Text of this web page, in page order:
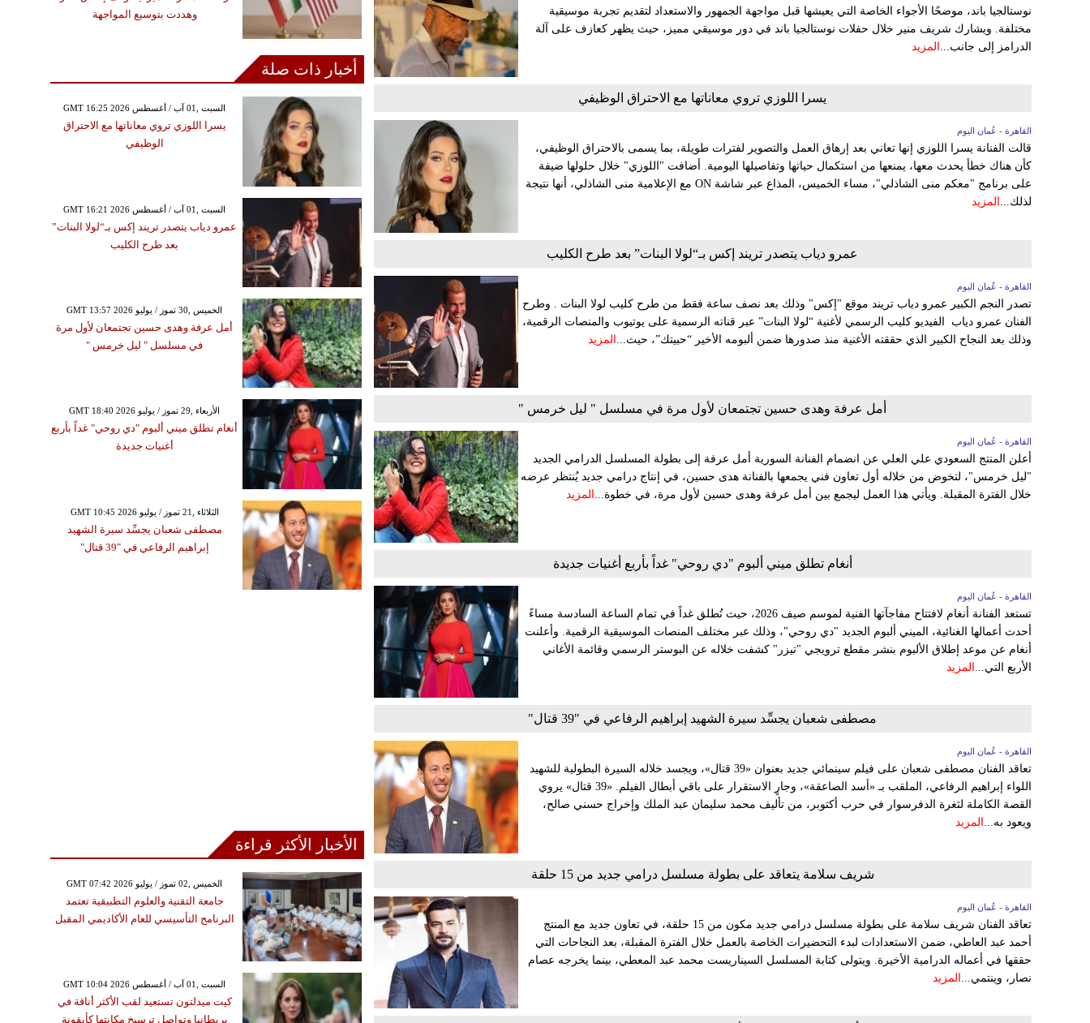
نوستالجيا باند، موضحًا الأجواء الخاصة التي يعيشها قبل مواجهة الجمهور والاستعداد لتقديم تجربة موسيقية
مختلفة. ويشارك شريف منير خلال حفلات نوستالجيا باند في دور موسيقي مميز، حيث يظهر كعازف على آلة
الدرامز إلى جانب... المزيد
يسرا اللوزي تروي معاناتها مع الاحتراق الوظيفي
القاهرة - عُمان اليوم
قالت الفنانة يسرا اللوزي إنها تعاني بعد إرهاق العمل والتصوير لفترات طويلة، بما يسمى بالاحتراق الوظيفي،
كأن هناك خطأ يحدث معها، يمنعها من استكمال حياتها وتفاصيلها اليومية. أضافت "اللوزي" خلال حلولها ضيفة
على برنامج "معكم منى الشاذلي"، مساء الخميس، المذاع عبر شاشة ON مع الإعلامية منى الشاذلي، أنها نتيجة
لذلك... المزيد
عمرو دياب يتصدر تريند إكس بـ“لولا البنات” بعد طرح الكليب
القاهرة - عُمان اليوم
تصدر النجم الكبير عمرو دياب تريند موقع "إكس" وذلك بعد نصف ساعة فقط من طرح كليب لولا البنات . وطرح
الفنان عمرو دياب الفيديو كليب الرسمي لأغنية “لولا البنات” عبر قناته الرسمية على يوتيوب والمنصات الرقمية،
وذلك بعد النجاح الكبير الذي حققته الأغنية منذ صدورها ضمن ألبومه الأخير “حبيتك”، حيث... المزيد
أمل عرفة وهدى حسين تجتمعان لأول مرة في مسلسل " ليل خرمس "
القاهرة - عُمان اليوم
أعلن المنتج السعودي علي العلي عن انضمام الفنانة السورية أمل عرفة إلى بطولة المسلسل الدرامي الجديد
"ليل خرمس"، لتخوض من خلاله أول تعاون فني يجمعها بالفنانة هدى حسين، في إنتاج درامي جديد يُنتظر عرضه
خلال الفترة المقبلة. ويأتي هذا العمل ليجمع بين أمل عرفة وهدى حسين لأول مرة، في خطوة...
المزيد
أنغام تطلق ميني ألبوم "دي روحي" غداً بأربع أغنيات جديدة
القاهرة - عُمان اليوم
تستعد الفنانة أنغام لافتتاح مفاجآتها الفنية لموسم صيف 2026، حيث تُطلق غداً في تمام الساعة السادسة مساءً
أحدث أعمالها الغنائية، الميني ألبوم الجديد "دي روحي"، وذلك عبر مختلف المنصات الموسيقية الرقمية. وأعلنت
أنغام عن موعد إطلاق الألبوم بنشر مقطع ترويجي "تيزر" كشفت خلاله عن البوستر الرسمي وقائمة الأغاني
الأربع التي... المزيد
مصطفى شعبان يجسِّد سيرة الشهيد إبراهيم الرفاعي في "39 قتال"
القاهرة - عُمان اليوم
تعاقد الفنان مصطفى شعبان على فيلم سينمائي جديد بعنوان «39 قتال»، ويجسد خلاله السيرة البطولية للشهيد
اللواء إبراهيم الرفاعي، الملقب بـ «أسد الصاعقة»، وجارٍ الاستقرار على باقي أبطال الفيلم. «39 قتال» يروي
القصة الكاملة لثغرة الدفرسوار في حرب أكتوبر، من تأليف محمد سليمان عبد الملك وإخراج حسني صالح،
ويعود به... المزيد
شريف سلامة يتعاقد على بطولة مسلسل درامي جديد من 15 حلقة
القاهرة - عُمان اليوم
تعاقد الفنان شريف سلامة على بطولة مسلسل درامي جديد مكون من 15 حلقة، في تعاون جديد مع المنتج
أحمد عبد العاطي، ضمن الاستعدادات لبدء التحضيرات الخاصة بالعمل خلال الفترة المقبلة، بعد النجاحات التي
حققها في أعماله الدرامية الأخيرة. ويتولى كتابة المسلسل السيناريست محمد عبد المعطي، بينما يخرجه عصام
نصار، وينتمي... المزيد
وهددت بتوسيع المواجهة
أخبار ذات صلة
GMT 16:25 2026 السبت ,01 آب / أغسطس
يسرا اللوزي تروي معاناتها مع الاحتراق
الوظيفي
GMT 16:21 2026 السبت ,01 آب / أغسطس
عمرو دياب يتصدر تريند إكس بـ“لولا البنات”
بعد طرح الكليب
GMT 13:57 2026 الخميس ,30 تموز / يوليو
أمل عرفة وهدى حسين تجتمعان لأول مرة
في مسلسل " ليل خرمس "
GMT 18:40 2026 الأربعاء ,29 تموز / يوليو
أنغام تطلق ميني ألبوم "دي روحي" غداً بأربع
أغنيات جديدة
GMT 10:45 2026 الثلاثاء ,21 تموز / يوليو
مصطفى شعبان يجسِّد سيرة الشهيد
إبراهيم الرفاعي في "39 قتال"
الأخبار الأكثر قراءة
GMT 07:42 2026 الخميس ,02 تموز / يوليو
جامعة التقنية والعلوم التطبيقية تعتمد
البرنامج التأسيسي للعام الأكاديمي المقبل
GMT 10:04 2026 السبت ,01 آب / أغسطس
كيت ميدلتون تستعيد لقب الأكثر أناقة في
بريطانيا وتواصل ترسيخ مكانتها كأيقونة